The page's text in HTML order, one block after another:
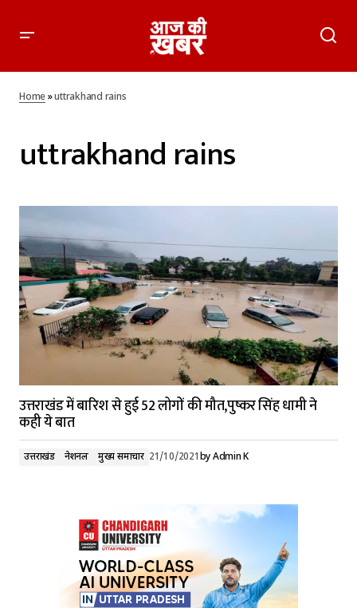
Home»uttrakhand rains
uttrakhand rains
उत्तराखंड में बारिश से हुई 52 लोगों की मौत,पुष्कर सिंह धामी ने
कही ये बात
उत्तराखंड नेशनल मुख्य समाचार 21/10/2021byAdmin K